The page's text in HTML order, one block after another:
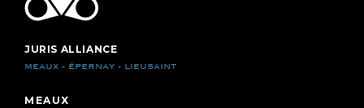
JURIS ALLIANCE
MEAUX - ÉPERNAY - LIEUSAINT
MEAUX